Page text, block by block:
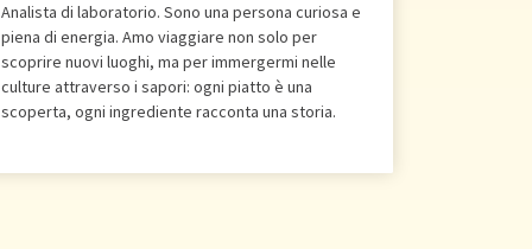
Analista di laboratorio. Sono una persona curiosa e
piena di energia. Amo viaggiare non solo per
scoprire nuovi luoghi, ma per immergermi nelle
culture attraverso i sapori: ogni piatto è una
scoperta, ogni ingrediente racconta una storia.